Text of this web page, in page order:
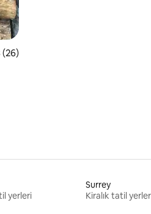
ortalama 4,88 puan, 26
(26)
yerleri
Surrey
Kiralık tatil